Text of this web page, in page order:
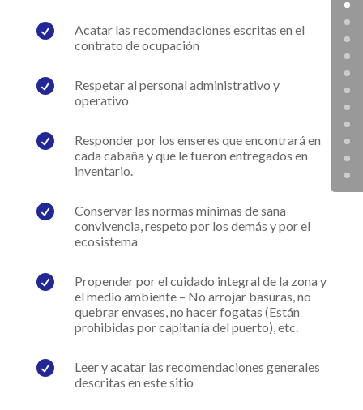

Acatar las recomendaciones escritas en el
contrato de ocupación

Respetar al personal administrativo y
operativo

Responder por los enseres que encontrará en
cada cabaña y que le fueron entregados en
inventario.

Conservar las normas mínimas de sana
convivencia, respeto por los demás y por el
ecosistema

Propender por el cuidado integral de la zona y
el medio ambiente – No arrojar basuras, no
quebrar envases, no hacer fogatas (Están
prohibidas por capitanía del puerto), etc.

Leer y acatar las recomendaciones generales
descritas en este sitio